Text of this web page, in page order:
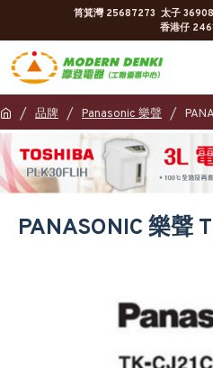
筲箕灣 25687273 太子
香港仔
品牌 Panasonic 樂聲
PANASONIC 樂聲